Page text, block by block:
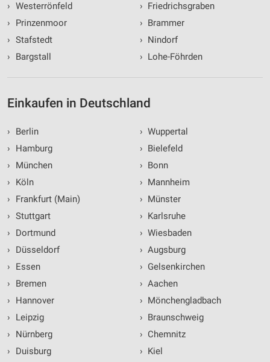
› Westerrönfeld
›
Prinzenmoor
› Stafstedt
›
Bargstall
› Friedrichsgraben
› Brammer
› Nindorf
› Lohe-Föhrden
Einkaufen in Deutschland
›
Berlin
›
Hamburg
›
München
›
Köln
›
Frankfurt (Main)
› Stuttgart
›
Dortmund
›
Düsseldorf
›
Essen
›
Bremen
›
Hannover
›
Leipzig
›
Nürnberg
›
Duisburg
› Wuppertal
› Bielefeld
› Bonn
› Mannheim
› Münster
› Karlsruhe
› Wiesbaden
› Augsburg
› Gelsenkirchen
› Aachen
› Mönchengladbach
› Braunschweig
› Chemnitz
› Kiel